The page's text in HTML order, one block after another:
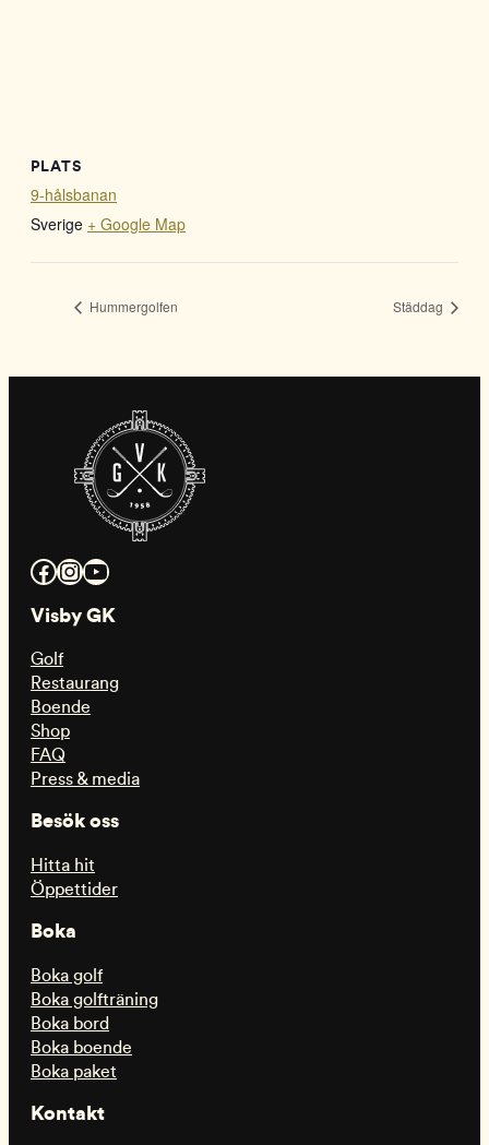
PLATS
9-hålsbanan
Sverige + Google Map
Hummergolfen Städdag
Facebook InstagramYouTube
Visby GK
Golf
Restaurang
Boende
Shop
FAQ
Press & media
Besök oss
Hitta hit
Öppettider
Boka
Boka golf
Boka golfträning
Boka bord
Boka boende
Boka paket
Kontakt